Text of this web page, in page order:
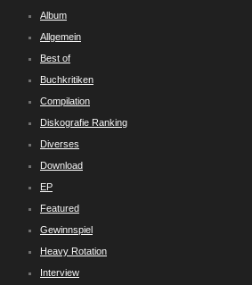
Album
Allgemein
Best of
Buchkritiken
Compilation
Diskografie Ranking
Diverses
Download
EP
Featured
Gewinnspiel
Heavy Rotation
Interview